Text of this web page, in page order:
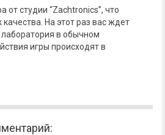
от студии “Zachtronics”, что
На этот раз вас ждет
в обычном
игры происходят в